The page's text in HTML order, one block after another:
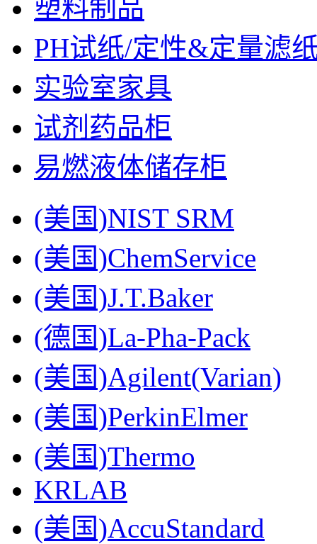
塑料制品
PH试纸/定性&定量滤
实验室家具
试剂药品柜
易燃液体储存柜
(美国)NIST SRM
(美国)ChemService
(美国)J.T.Baker
(德国)La-Pha-Pack
(美国)Agilent(Varian)
(美国)PerkinElmer
(美国)Thermo
KRLAB
(美国)AccuStandard